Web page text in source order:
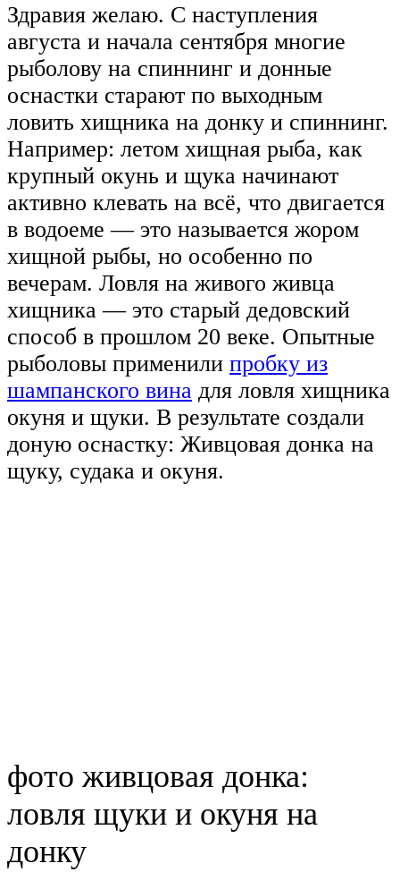
Здравия желаю. С наступления
августа и начала сентября многие
рыболову на спиннинг и донные
оснастки старают по выходным
ловить хищника на донку и спиннинг.
Например: летом хищная рыба, как
крупный окунь и щука начинают
активно клевать на всё, что двигается
в водоеме — это называется жором
хищной рыбы, но особенно по
вечерам. Ловля на живого живца
хищника — это старый дедовский
способ в прошлом 20 веке. Опытные
рыболовы применили пробку из
шампанского вина для ловля хищника
окуня и щуки. В результате создали
доную оснастку: Живцовая донка на
щуку, судака и окуня.
фото живцовая донка:
ловля щуки и окуня на
донку